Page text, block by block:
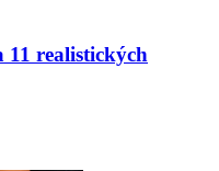
11 realistických